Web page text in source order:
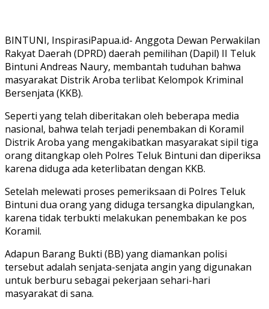
BINTUNI, InspirasiPapua.id- Anggota Dewan Perwakilan
Rakyat Daerah (DPRD) daerah pemilihan (Dapil) II Teluk
Bintuni Andreas Naury, membantah tuduhan bahwa
masyarakat Distrik Aroba terlibat Kelompok Kriminal
Bersenjata (KKB).
Seperti yang telah diberitakan oleh beberapa media
nasional, bahwa telah terjadi penembakan di Koramil
Distrik Aroba yang mengakibatkan masyarakat sipil tiga
orang ditangkap oleh Polres Teluk Bintuni dan diperiksa
karena diduga ada keterlibatan dengan KKB.
Setelah melewati proses pemeriksaan di Polres Teluk
Bintuni dua orang yang diduga tersangka dipulangkan,
karena tidak terbukti melakukan penembakan ke pos
Koramil.
Adapun Barang Bukti (BB) yang diamankan polisi
tersebut adalah senjata-senjata angin yang digunakan
untuk berburu sebagai pekerjaan sehari-hari
masyarakat di sana.